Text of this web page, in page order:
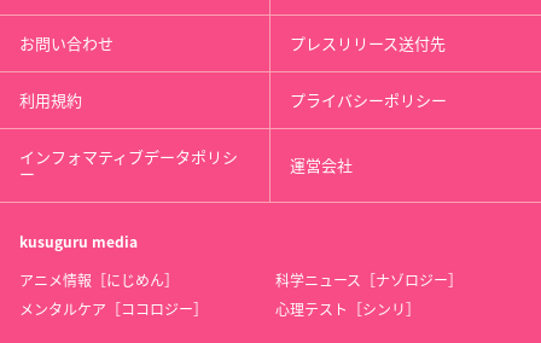
お問い合わせ プレスリリース送付先
利用規約 プライバシーポリシー
インフォマティブデータポリシ
ー 運営会社
kusuguru media
アニメ情報［にじめん］
科学ニュース［ナゾロジー］
メンタルケア［ココロジー］
心理テスト［シンリ］